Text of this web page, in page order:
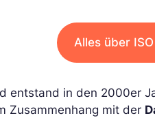
Alles über
entstand in den 2000er
Zusammenhang mit der